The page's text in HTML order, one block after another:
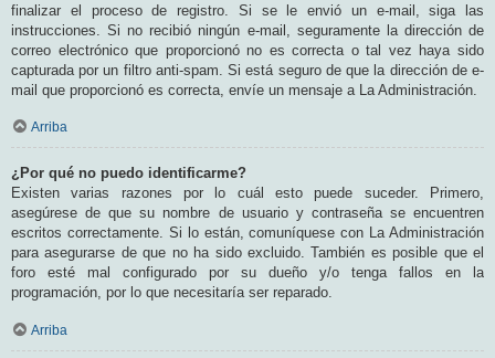
finalizar el proceso de registro. Si se le envió un e-mail, siga las
instrucciones. Si no recibió ningún e-mail, seguramente la dirección de
correo electrónico que proporcionó no es correcta o tal vez haya sido
capturada por un filtro anti-spam. Si está seguro de que la dirección de e-
mail que proporcionó es correcta, envíe un mensaje a La Administración.
Arriba
¿Por qué no puedo identificarme?
Existen varias razones por lo cuál esto puede suceder. Primero,
asegúrese de que su nombre de usuario y contraseña se encuentren
escritos correctamente. Si lo están, comuníquese con La Administración
para asegurarse de que no ha sido excluido. También es posible que el
foro esté mal configurado por su dueño y/o tenga fallos en la
programación, por lo que necesitaría ser reparado.
Arriba